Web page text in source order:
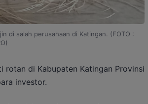
di salah perusahaan di Katingan. (FOTO :
rotan di Kabupaten Katingan Provinsi
investor.